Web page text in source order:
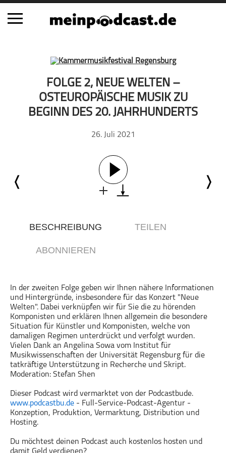
Alle Podcasts
Automobil
Bildung
Fiktion
Gesellschaft
Gesundheit & Fitness
Heim & Garten
Hobbys & Interessen
Immobilien
Karriere
Kinder & Familie
Kunst & Unterhaltung
Musik
Persönliche Finanzen
Politik & Regierung
Reisen
FOLGE 2, NEUE WELTEN –
OSTEUROPÄISCHE MUSIK ZU
BEGINN DES 20. JAHRHUNDERTS
26. Juli 2021
BESCHREIBUNG TEILEN
ABONNIEREN
In der zweiten Folge geben wir Ihnen nähere Informationen
und Hintergründe, insbesondere für das Konzert "Neue
Welten". Dabei verknüpfen wir für Sie die zu hörenden
Komponisten und erklären Ihnen allgemein die besondere
Situation für Künstler und Komponisten, welche von
damaligen Regimen unterdrückt und verfolgt wurden.
Vielen Dank an Angelina Sowa vom Institut für
Musikwissenschaften der Universität Regensburg für die
tatkräftige Unterstützung in Recherche und Skript.
Moderation: Stefan Shen
Dieser Podcast wird vermarktet von der Podcastbude.
www.podcastbu.de - Full-Service-Podcast-Agentur -
Konzeption, Produktion, Vermarktung, Distribution und
Hosting.
Du möchtest deinen Podcast auch kostenlos hosten und